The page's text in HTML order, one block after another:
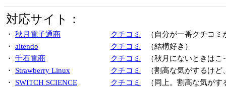
対応サイト：
・ 秋月電子通商 クチコミ
（自分が一番クチコミ
・ aitendo クチコミ
（結構好き）
・ 千石電商 クチコミ
（秋月にないときはこ
・ Strawberry Linux クチコミ
（割高な気がするけど
・ SWITCH SCIENCE クチコミ
（同上。割高な気がす